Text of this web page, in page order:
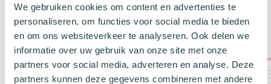
We gebruiken cookies om content en advertenties te
personaliseren, om functies voor social media te bieden
en om ons websiteverkeer te analyseren. Ook delen we
informatie over uw gebruik van onze site met onze
partners voor social media, adverteren en analyse. Deze
partners kunnen deze gegevens combineren met andere
Klanten kochten ook